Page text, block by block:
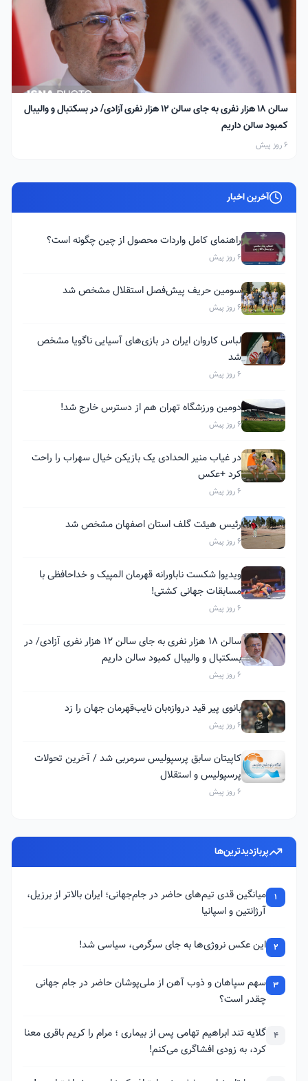
سالن ۱۸ هزار نفری به جای سالن ۱۲ هزار نفری آزادی/ در بسکتبال و والیبال
کمبود سالن داریم
6 روز پیش
آخرین اخبار
راهنمای کامل واردات محصول از چین چگونه است؟
6 روز پیش
سومین حریف پیش‌فصل استقلال مشخص شد
6 روز پیش
لباس کاروان ایران در بازی‌های آسیایی ناگویا مشخص
شد
6 روز پیش
دومین ورزشگاه تهران هم از دسترس خارج شد!
6 روز پیش
در غیاب منیر الحدادی یک بازیکن خیال سهراب را راحت
کرد +عکس
6 روز پیش
رئیس هیئت گلف استان اصفهان مشخص شد
6 روز پیش
ویدیو| شکست ناباورانه قهرمان المپیک و خداحافظی با
مسابقات جهانی کشتی!
6 روز پیش
سالن ۱۸ هزار نفری به جای سالن ۱۲ هزار نفری آزادی/ در
بسکتبال و والیبال کمبود سالن داریم
6 روز پیش
بانوی پیر قید دروازه‌بان نایب‌قهرمان جهان را زد
6 روز پیش
کاپیتان سابق پرسپولیس سرمربی شد / آخرین تحولات
پرسپولیس و استقلال
6 روز پیش
پربازدیدترین‌ها
1
میانگین قدی تیم‌های حاضر در جام‌جهانی؛ ایران بالاتر از برزیل،
آرژانتین و اسپانیا
2 این عکس نروژی‌ها به جای سرگرمی، سیاسی شد!
3 سهم سپاهان و ذوب آهن از ملی‌پوشان حاضر در جام جهانی
چقدر است؟
4 گلایه تند ابراهیم تهامی پس از بیماری ؛ مرام را کریم باقری معنا
کرد، به زودی افشاگری می‌کنم!